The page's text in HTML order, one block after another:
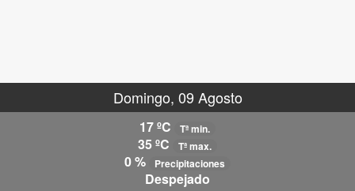
Domingo, 09 Agosto
17 ºC Tª min.
35 ºC Tª max.
0 % Precipitaciones
Despejado